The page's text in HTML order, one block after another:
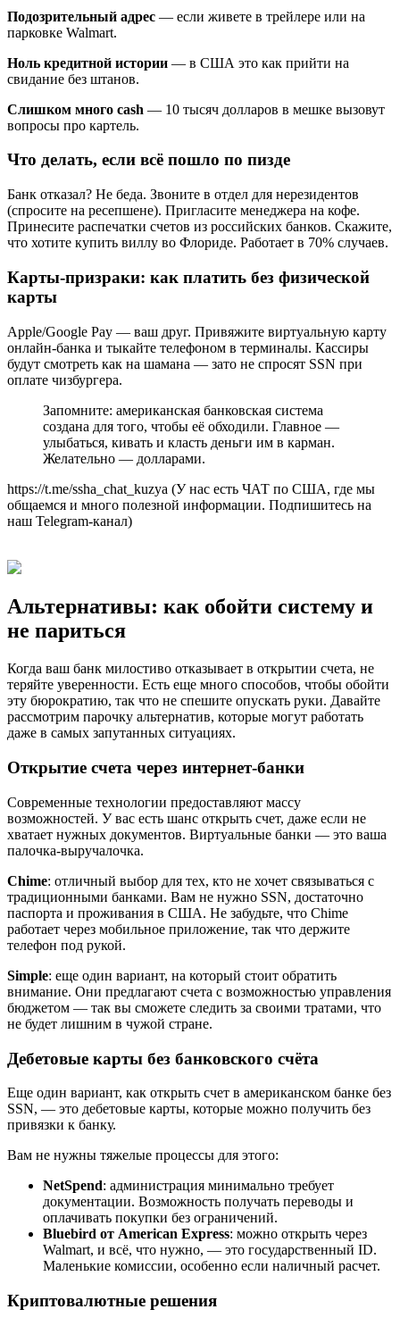
Подозрительный адрес — если живете в трейлере или на
парковке Walmart.
Ноль кредитной истории — в США это как прийти на
свидание без штанов.
Слишком много cash — 10 тысяч долларов в мешке вызовут
вопросы про картель.
Что делать, если всё пошло по пизде
Банк отказал? Не беда. Звоните в отдел для нерезидентов
(спросите на ресепшене). Пригласите менеджера на кофе.
Принесите распечатки счетов из российских банков. Скажите,
что хотите купить виллу во Флориде. Работает в 70% случаев.
Карты-призраки: как платить без физической
карты
Apple/Google Pay — ваш друг. Привяжите виртуальную карту
онлайн-банка и тыкайте телефоном в терминалы. Кассиры
будут смотреть как на шамана — зато не спросят SSN при
оплате чизбургера.
Запомните: американская банковская система
создана для того, чтобы её обходили. Главное —
улыбаться, кивать и класть деньги им в карман.
Желательно — долларами.
https://t.me/ssha_chat_kuzya (У нас есть ЧАТ по США, где мы
общаемся и много полезной информации. Подпишитесь на
наш Telegram-канал)
Альтернативы: как обойти систему и
не париться
Когда ваш банк милостиво отказывает в открытии счета, не
теряйте уверенности. Есть еще много способов, чтобы обойти
эту бюрократию, так что не спешите опускать руки. Давайте
рассмотрим парочку альтернатив, которые могут работать
даже в самых запутанных ситуациях.
Открытие счета через интернет-банки
Современные технологии предоставляют массу
возможностей. У вас есть шанс открыть счет, даже если не
хватает нужных документов. Виртуальные банки — это ваша
палочка-выручалочка.
Chime: отличный выбор для тех, кто не хочет связываться с
традиционными банками. Вам не нужно SSN, достаточно
паспорта и проживания в США. Не забудьте, что Chime
работает через мобильное приложение, так что держите
телефон под рукой.
Simple: еще один вариант, на который стоит обратить
внимание. Они предлагают счета с возможностью управления
бюджетом — так вы сможете следить за своими тратами, что
не будет лишним в чужой стране.
Дебетовые карты без банковского счёта
Еще один вариант, как открыть счет в американском банке без
SSN, — это дебетовые карты, которые можно получить без
привязки к банку.
Вам не нужны тяжелые процессы для этого:
NetSpend: администрация минимально требует
документации. Возможность получать переводы и
оплачивать покупки без ограничений.
Bluebird от American Express: можно открыть через
Walmart, и всё, что нужно, — это государственный ID.
Маленькие комиссии, особенно если наличный расчет.
Криптовалютные решения